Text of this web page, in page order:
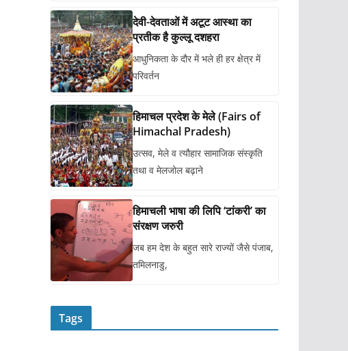
देवी-देवताओं में अटूट आस्था का
प्रतीक है कुल्लू दशहरा
आधुनिकता के दौर में भले ही हर क्षेत्र में
परिवर्तन
हिमाचल प्रदेश के मेले (Fairs of
Himachal Pradesh)
उत्सव, मेले व त्यौहार सामाजिक संस्कृति
तथा व मेलजोल बढ़ाने
हिमाचली भाषा की लिपि ‘टांकरी’ का
संरक्षण जरुरी
जब हम देश के बहुत सारे राज्यों जैसे पंजाब,
तमिलनाडु,
Tags